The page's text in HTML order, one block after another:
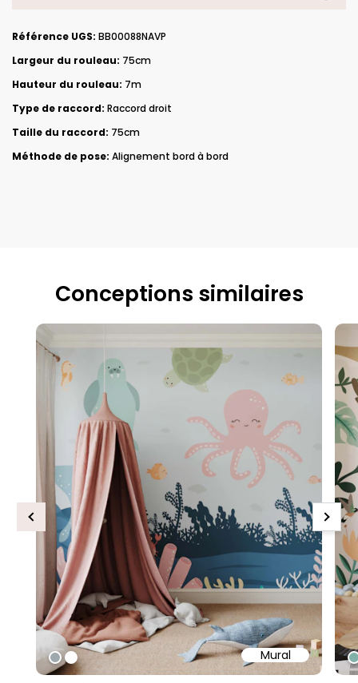
Référence UGS: BB00088NAVP
Largeur du rouleau: 75cm
Hauteur du rouleau: 7m
Type de raccord: Raccord droit
Taille du raccord: 75cm
Méthode de pose: Alignement bord à bord
Conceptions similaires
Mural
#9fa8ad
#ffffff
Previous Next